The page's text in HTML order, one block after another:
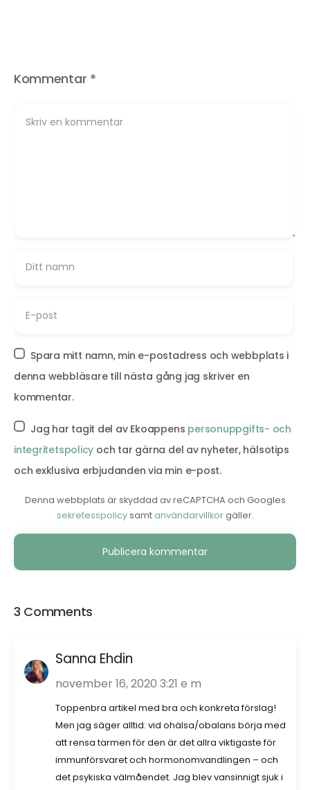
Kommentar *
Spara mitt namn, min e-postadress och webbplats i
denna webbläsare till nästa gång jag skriver en
kommentar.
Jag har tagit del av Ekoappens personuppgifts- och
integritetspolicy och tar gärna del av nyheter, hälsotips
och exklusiva erbjudanden via min e-post.
Denna webbplats är skyddad av reCAPTCHA och Googles
sekretesspolicysamtanvändarvillkorgäller.
Alternative:
3 Comments
Sanna Ehdin
november 16, 2020 3:21 e m
Toppenbra artikel med bra och konkreta förslag!
Men jag säger alltid: vid ohälsa/obalans börja med
att rensa tarmen för den är det allra viktigaste för
immunförsvaret och hormonomvandlingen – och
det psykiska välmåendet. Jag blev vansinnigt sjuk i